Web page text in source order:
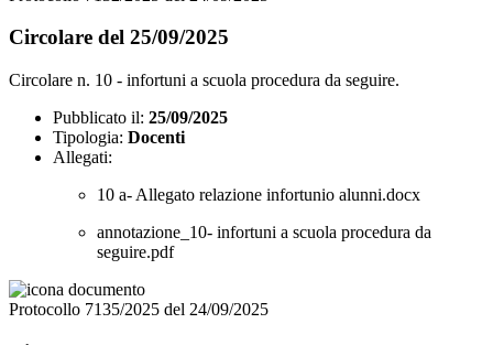
Circolare del 25/09/2025
Circolare n. 10 - infortuni a scuola procedura da seguire.
Pubblicato il: 25/09/2025
Tipologia: Docenti
Allegati:
10 a- Allegato relazione infortunio alunni.docx
annotazione_10- infortuni a scuola procedura da
seguire.pdf
Protocollo 7135/2025 del 24/09/2025